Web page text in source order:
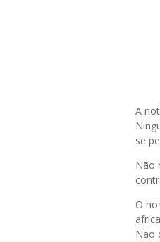
A
se
Não
O
Não